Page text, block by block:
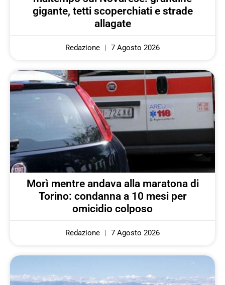
gigante, tetti scoperchiati e strade
allagate
Redazione 7 Agosto 2026
Morì mentre andava alla maratona di
Torino: condanna a 10 mesi per
omicidio colposo
Redazione 7 Agosto 2026